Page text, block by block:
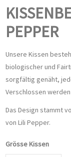
PEPPER
Unsere Kissen
biologischer und
sorgfältig genäht,
Verschlossen
Das Design stammt
von Lili Pepper.
Grösse Kissen